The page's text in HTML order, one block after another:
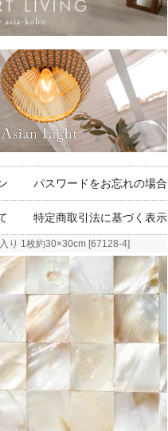
パスワードをお忘れの場合
特定商取引法に基づく表示
り 1枚約30×30cm [67128-4]